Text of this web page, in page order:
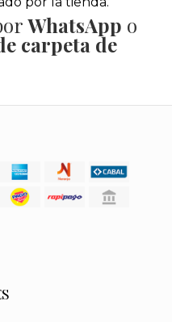
WhatsApp o
carpeta de